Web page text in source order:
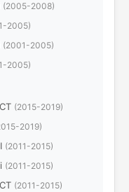
(2005-2008)
2005)
(2001-2005)
2005)
(2015-2019)
2019)
(2011-2015)
(2011-2015)
(2011-2015)